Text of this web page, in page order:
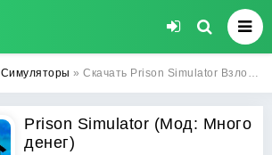
Симуляторы » Скачать Prison Simulator Взлом (Много денег) на Андроид бесплатно
Prison Simulator (Мод: Много
денег)